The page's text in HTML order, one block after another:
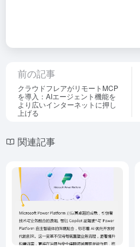
前の記事
クラウドフレアがリモートMCP
を導入：AIエージェント機能を
より広いインターネットに押し
上げる
関連記事